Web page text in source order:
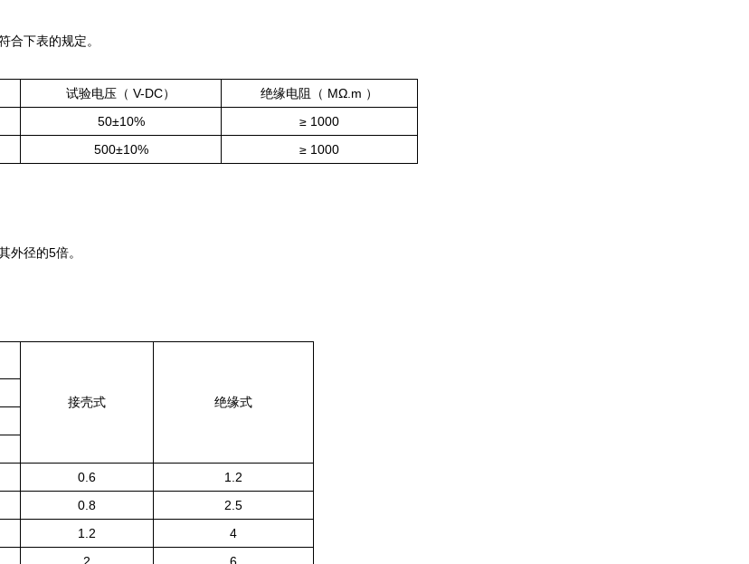
下表的规定。
试验电压（ V-DC）
绝缘电阻（ MΩ.m ）
50±10%
≥ 1000
500±10% ≥ 1000
径的5倍。
接壳式 绝缘式
0.6
1.2
0.8
2.5
1.2
4